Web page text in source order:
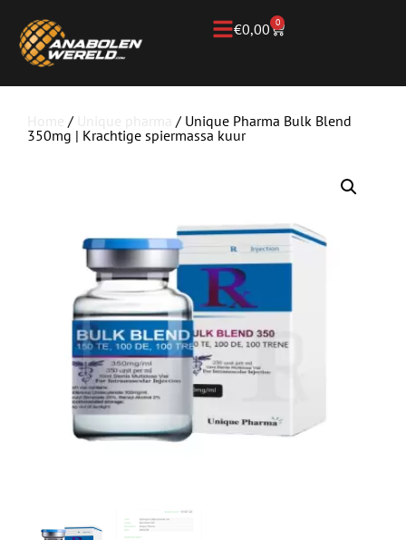
€0,00 0
/
/ Unique Pharma Bulk Blend
350mg | Krachtige spiermassa kuur